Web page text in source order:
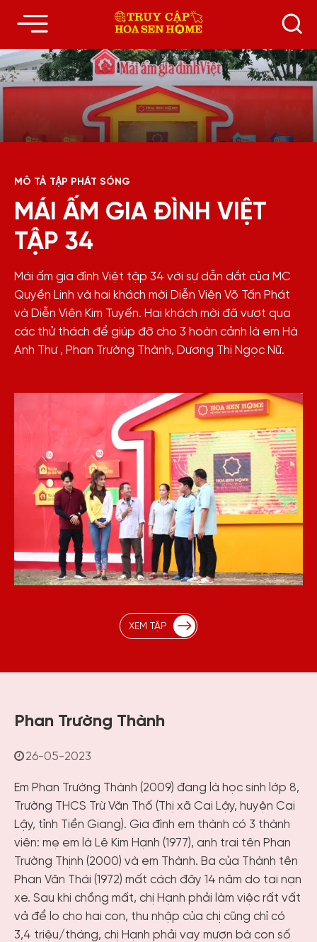
MÔ TẢ TẬP PHÁT SÓNG
MÁI ẤM GIA ĐÌNH VIỆT
TẬP 34
Mái ấm gia đình Việt tập 34 với sự dẫn dắt của MC
Quyền Linh và hai khách mời Diễn Viên Võ Tấn Phát
và Diễn Viên Kim Tuyến. Hai khách mời đã vượt qua
các thử thách để giúp đỡ cho 3 hoàn cảnh là em Hà
Anh Thư , Phan Trường Thành, Dương Thị Ngọc Nữ.
XEM TẬP
Phan Trường Thành
26-05-2023
Em Phan Trường Thành (2009) đang là học sinh lớp 8,
Trường THCS Trừ Văn Thố (Thị xã Cai Lậy, huyện Cai
Lậy, tỉnh Tiền Giang). Gia đình em thành có 3 thành
viên: mẹ em là Lê Kim Hạnh (1977), anh trai tên Phan
Trường Thịnh (2000) và em Thành. Ba của Thành tên
Phan Văn Thái (1972) mất cách đây 14 năm do tai nạn
xe. Sau khi chồng mất, chị Hạnh phải làm việc rất vất
vả để lo cho hai con, thu nhập của chị cũng chỉ có
3,4 triệu/tháng, chị Hạnh phải vay mượn bà con số